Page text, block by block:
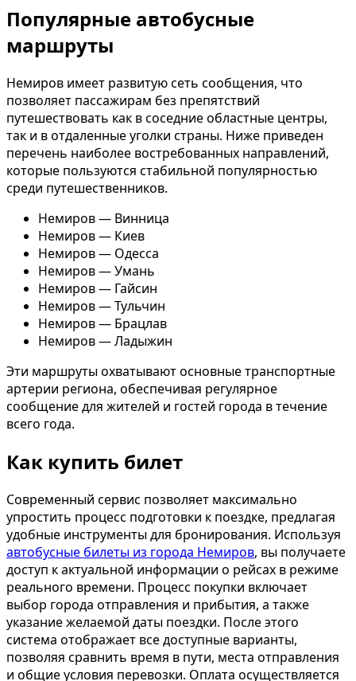
Популярные автобусные
маршруты
Немиров имеет развитую сеть сообщения, что
позволяет пассажирам без препятствий
путешествовать как в соседние областные центры,
так и в отдаленные уголки страны. Ниже приведен
перечень наиболее востребованных направлений,
которые пользуются стабильной популярностью
среди путешественников.
Немиров — Винница
Немиров — Киев
Немиров — Одесса
Немиров — Умань
Немиров — Гайсин
Немиров — Тульчин
Немиров — Брацлав
Немиров — Ладыжин
Эти маршруты охватывают основные транспортные
артерии региона, обеспечивая регулярное
сообщение для жителей и гостей города в течение
всего года.
Как купить билет
Современный сервис позволяет максимально
упростить процесс подготовки к поездке, предлагая
удобные инструменты для бронирования. Используя
автобусные билеты из города Немиров, вы получаете
доступ к актуальной информации о рейсах в режиме
реального времени. Процесс покупки включает
выбор города отправления и прибытия, а также
указание желаемой даты поездки. После этого
система отображает все доступные варианты,
позволяя сравнить время в пути, места отправления
и общие условия перевозки. Оплата осуществляется